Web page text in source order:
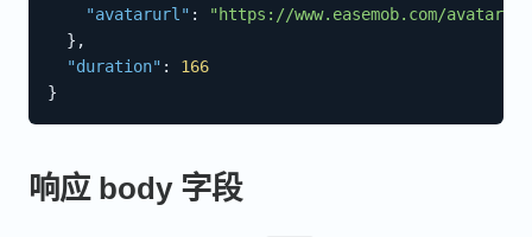
"avatarurl" :
"https://www.easemob.com/
} ,
"duration" :
166
}
响应 body 字段